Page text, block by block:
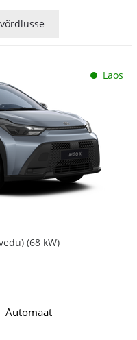
Laos
(68 kW)
Automaat